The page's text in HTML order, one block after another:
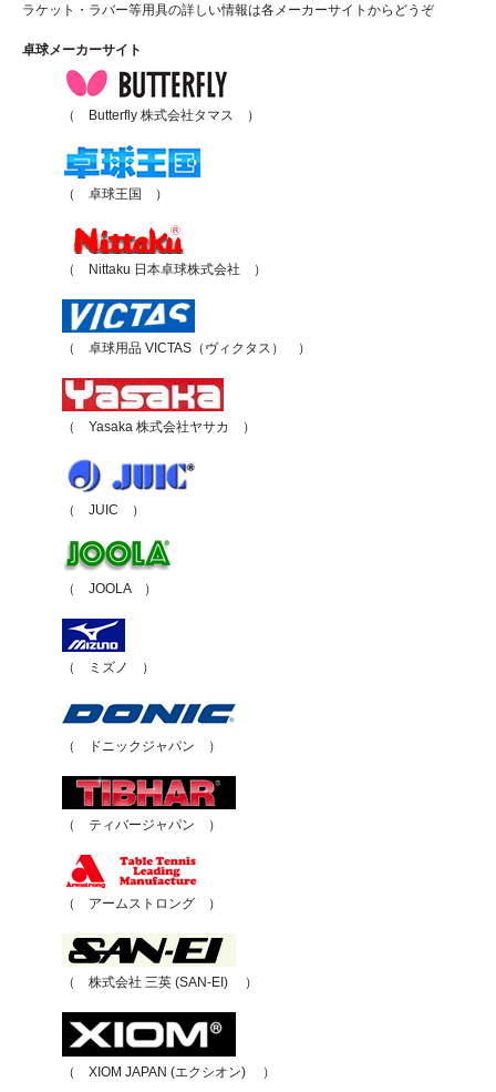
ラケット・ラバー等用具の詳しい情報は各メーカーサイトからどうぞ
卓球メーカーサイト
（ Butterfly 株式会社タマス ）
（ 卓球王国 ）
（ Nittaku 日本卓球株式会社 ）
（ 卓球用品 VICTAS（ヴィクタス） ）
（ Yasaka 株式会社ヤサカ ）
（ JUIC ）
（ JOOLA ）
（ ミズノ ）
（ ドニックジャパン ）
（ ティバージャパン ）
（ アームストロング ）
（ 株式会社 三英 (SAN-EI) ）
（ XIOM JAPAN (エクシオン) ）